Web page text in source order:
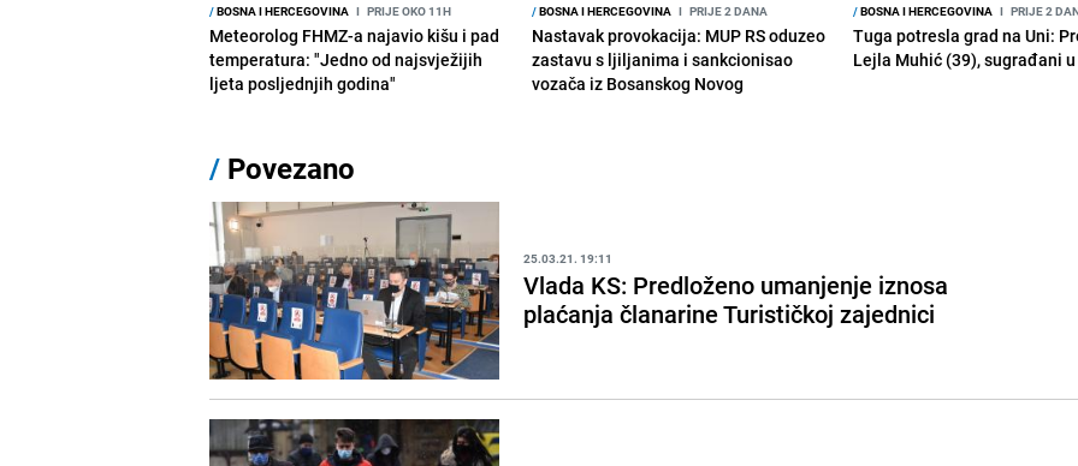
/BOSNA I HERCEGOVINA I PRIJE OKO 11H
Meteorolog FHMZ-a najavio kišu i pad
temperatura: "Jedno od najsvježijih
ljeta posljednjih godina"
/BOSNA I HERCEGOVINA I PRIJE 2 DANA
Nastavak provokacija: MUP RS oduzeo
zastavu s ljiljanima i sankcionisao
vozača iz Bosanskog Novog
/BOSNA I HERCEGOVINA I PRIJE 2
Tuga potresla grad na Uni:
Lejla Muhić (39), sugrađani
/ Povezano
25.03.21. 19:11
Vlada KS: Predloženo umanjenje iznosa
plaćanja članarine Turističkoj zajednici